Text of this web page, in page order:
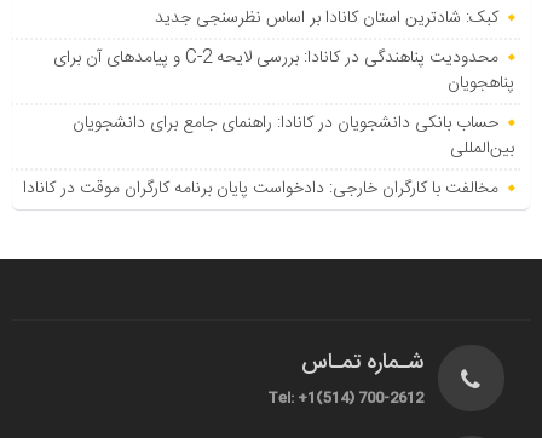
کبک: شادترین استان کانادا بر اساس نظرسنجی جدید
محدودیت پناهندگی در کانادا: بررسی لایحه C-2 و پیامدهای آن برای
پناهجویان
حساب بانکی دانشجویان در کانادا: راهنمای جامع برای دانشجویان
بین‌المللی
مخالفت با کارگران خارجی: دادخواست پایان برنامه کارگران موقت در کانادا
شـماره تمـاس
Tel: +1(514) 700-2612